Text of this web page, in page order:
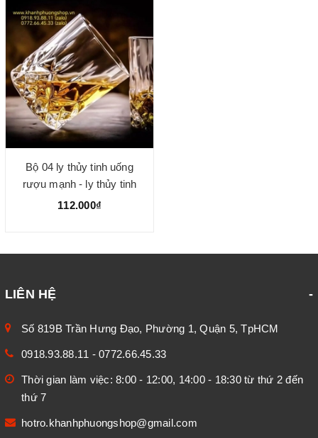
Bộ 04 ly thủy tinh uống
rượu mạnh - ly thủy tinh
cao cấp
112.000₫
LIÊN HỆ
Số 819B Trần Hưng Đạo, Phường 1, Quận 5, TpHCM
0918.93.88.11 - 0772.66.45.33
Thời gian làm việc: 8:00 - 12:00, 14:00 - 18:30 từ thứ 2 đến
thứ 7
hotro.khanhphuongshop@gmail.com